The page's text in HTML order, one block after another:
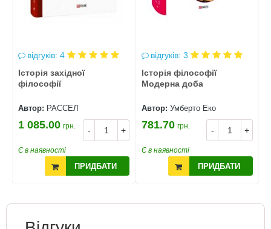
відгуків: 4
Історія західної
філософії
Автор: РАССЕЛ
- +
1 085.00 грн.
Є в наявності
ПРИДБАТИ
відгуків: 3
Історія філософії
Модерна доба
Автор: Умберто Еко
- +
781.70 грн.
Є в наявності
ПРИДБАТИ